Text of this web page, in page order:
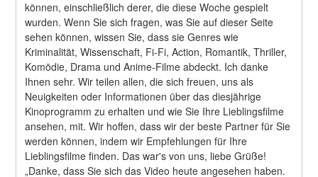
können, einschließlich derer, die diese Woche gespielt
wurden. Wenn Sie sich fragen, was Sie auf dieser Seite
sehen können, wissen Sie, dass sie Genres wie
Kriminalität, Wissenschaft, Fi-Fi, Action, Romantik, Thriller,
Komödie, Drama und Anime-Filme abdeckt. Ich danke
Ihnen sehr. Wir teilen allen, die sich freuen, uns als
Neuigkeiten oder Informationen über das diesjährige
Kinoprogramm zu erhalten und wie Sie Ihre Lieblingsfilme
ansehen, mit. Wir hoffen, dass wir der beste Partner für Sie
werden können, indem wir Empfehlungen für Ihre
Lieblingsfilme finden. Das war's von uns, liebe Grüße!
„Danke, dass Sie sich das Video heute angesehen haben.